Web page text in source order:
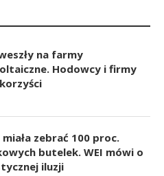
na farmy
Hodowcy i firmy
miała zebrać 100 proc.
butelek. WEI mówi o
iluzji